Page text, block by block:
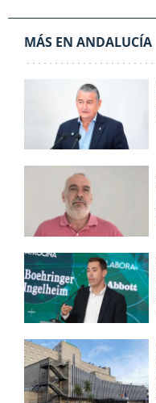
MÁS EN ANDALUCÍA